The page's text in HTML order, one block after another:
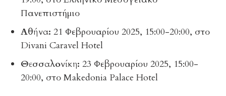
Πανεπιστήμιο
Αθήνα: 21 Φεβρουαρίου 2025, 15:00-20:00, στο
Divani Caravel Hotel
Θεσσαλονίκη: 23 Φεβρουαρίου 2025, 15:00-
20:00, στο Makedonia Palace Hotel